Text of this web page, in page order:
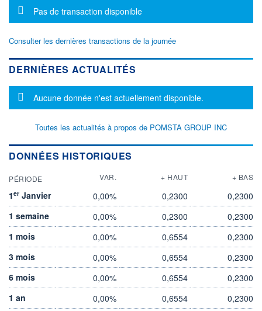
Message d'information
Pas de transaction disponible
Consulter les dernières transactions de la journée
DERNIÈRES ACTUALITÉS
Message d'information
Aucune donnée n'est actuellement disponible.
Toutes les actualités à propos de POMSTA GROUP INC
DONNÉES HISTORIQUES
PÉRIODE VAR. + HAUT + BAS
1er Janvier 0,00% 0,2300
0,2300
1 semaine
0,00% 0,2300
0,2300
1 mois
0,00% 0,6554
0,2300
3 mois
0,00% 0,6554
0,2300
6 mois
0,00% 0,6554
0,2300
1 an
0,00% 0,6554
0,2300